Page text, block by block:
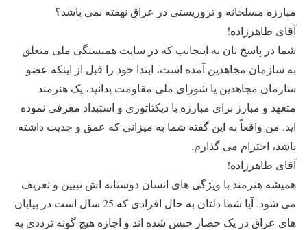
مبارزه مسلحانه و تروریستی در عراق نهفته نمی باشد؟
آقای طاهرزاده!
شما در پاسخ تان به اینجانب که در سایت همبستگی ملی متعلق
به سازمان مجاهدین آمده است، ابتدا خود را قبل از اینکه عضو
سازمان مجاهدین یا شورای ملی مقاومت بدانید، یک هنرمند
متعهد و مبارز برای مبارزه با دیکتاتوری و استبداد معرفی نموده
اید. من واقعاً به این گفته شما به میزانی که عمق و جدیت داشته
باشد، احترام می گذارم.
آقای طاهرزاده!
همیشه هنرمند با ویژگی های انسان دوستانه اش تبیین و تعریف
می شود. آیا شما دلتان به حال افرادی که 25 سال است در بیابان
های عراق در یک حصار حبس شده اند و اجازه هیچ گونه ترددی به